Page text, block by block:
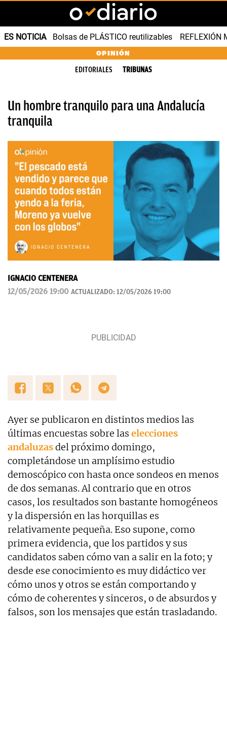
ES NOTICIA Bolsas de PLÁSTICO reutilizables REFLEXIÓN
OPINIÓN
EDITORIALES TRIBUNAS
Un hombre tranquilo para una Andalucía
tranquila
IGNACIO CENTENERA
12/05/2026 19:00 ACTUALIZADO: 12/05/2026 19:00
Ayer se publicaron en distintos medios las
últimas encuestas sobre las elecciones
andaluzasdel próximo domingo,
completándose un amplísimo estudio
demoscópico con hasta once sondeos en menos
de dos semanas. Al contrario que en otros
casos, los resultados son bastante homogéneos
y la dispersión en las horquillas es
relativamente pequeña. Eso supone, como
primera evidencia, que los partidos y sus
candidatos saben cómo van a salir en la foto; y
desde ese conocimiento es muy didáctico ver
cómo unos y otros se están comportando y
cómo de coherentes y sinceros, o de absurdos y
falsos, son los mensajes que están trasladando.